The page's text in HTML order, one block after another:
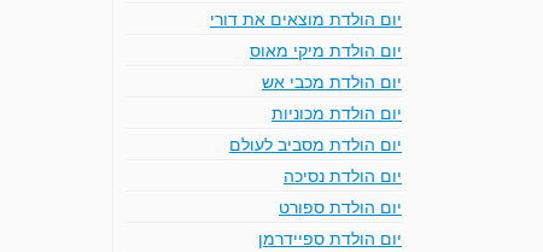
יום הולדת מוצאים את דורי
יום הולדת מיקי מאוס
יום הולדת מכבי אש
יום הולדת מכוניות
יום הולדת מסביב לעולם
יום הולדת נסיכה
יום הולדת ספורט
יום הולדת ספיידרמן